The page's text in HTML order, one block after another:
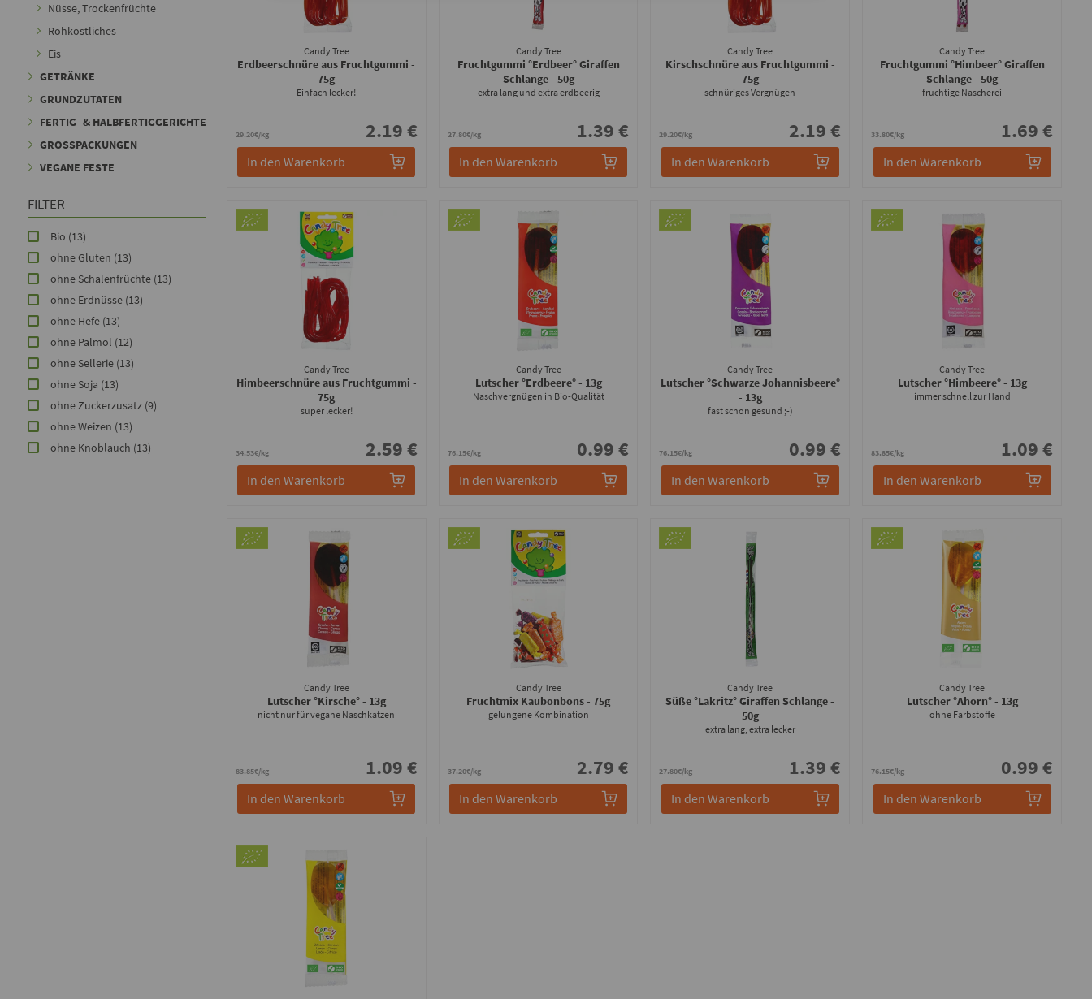
Nüsse, Trockenfrüchte
Rohköstliches
Eis
GETRÄNKE
GRUNDZUTATEN
FERTIG- & HALBFERTIGGERICHTE
GROSSPACKUNGEN
VEGANE FESTE
FILTER
Bio (13)
ohne Gluten (13)
ohne Schalenfrüchte (13)
ohne Erdnüsse (13)
ohne Hefe (13)
ohne Palmöl (12)
ohne Sellerie (13)
ohne Soja (13)
ohne Zuckerzusatz (9)
ohne Weizen (13)
ohne Knoblauch (13)
Candy Tree
Erdbeerschnüre aus Fruchtgummi-
75g
Einfach lecker!
29.20€/kg 2.19 €
In den Warenkorb
Candy Tree
Fruchtgummi °Erdbeer° Giraffen
Schlange- 50g
extra lang und extra erdbeerig
27.80€/kg 1.39 €
In den Warenkorb
Candy Tree
Kirschschnüre aus Fruchtgummi -
75g
schnüriges Vergnügen
29.20€/kg 2.19 €
In den Warenkorb
Candy Tree
Fruchtgummi °Himbeer° Giraffen
Schlange- 50g
fruchtige Nascherei
33.80€/kg 1.69 €
In den Warenkorb
Candy Tree
Himbeerschnüre aus Fruchtgummi -
75g
super lecker!
34.53€/kg 2.59 €
In den Warenkorb
Candy Tree
Lutscher °Erdbeere°- 13g
Naschvergnügen in Bio-Qualität
76.15€/kg 0.99 €
In den Warenkorb
Candy Tree
Lutscher °Schwarze Johannisbeere°
- 13g
fast schon gesund ;-)
76.15€/kg 0.99 €
In den Warenkorb
Candy Tree
Lutscher °Himbeere°- 13g
immer schnell zur Hand
83.85€/kg 1.09 €
In den Warenkorb
Candy Tree
Lutscher °Kirsche°- 13g
nicht nur für vegane Naschkatzen
83.85€/kg 1.09 €
In den Warenkorb
Candy Tree
Fruchtmix Kaubonbons- 75g
gelungene Kombination
37.20€/kg 2.79 €
In den Warenkorb
Candy Tree
Süße °Lakritz° Giraffen Schlange-
50g
extra lang, extra lecker
27.80€/kg 1.39 €
In den Warenkorb
Candy Tree
Lutscher °Ahorn°- 13g
ohne Farbstoffe
76.15€/kg 0.99 €
In den Warenkorb